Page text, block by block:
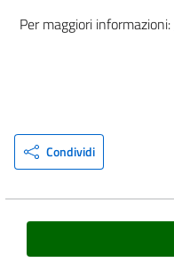
Per maggiori informazioni:
Condividi